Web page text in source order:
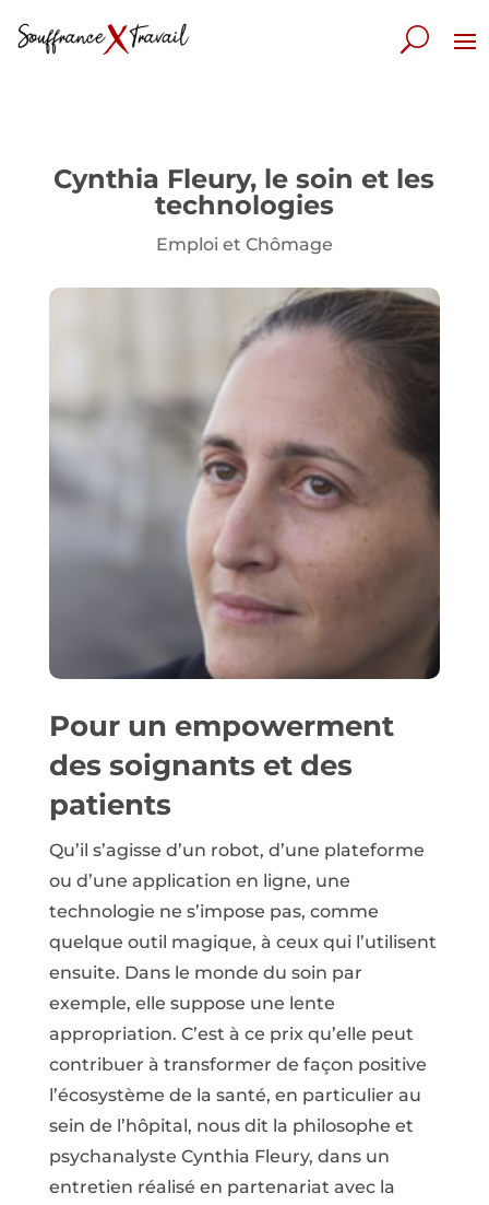
Cynthia Fleury, le soin et les
technologies
Emploi et Chômage
Pour un empowerment
des soignants et des
patients
Qu’il s’agisse d’un robot, d’une plateforme
ou d’une application en ligne, une
technologie ne s’impose pas, comme
quelque outil magique, à ceux qui l’utilisent
ensuite. Dans le monde du soin par
exemple, elle suppose une lente
appropriation. C’est à ce prix qu’elle peut
contribuer à transformer de façon positive
l’écosystème de la santé, en particulier au
sein de l’hôpital, nous dit la philosophe et
psychanalyste Cynthia Fleury, dans un
entretien réalisé en partenariat avec la